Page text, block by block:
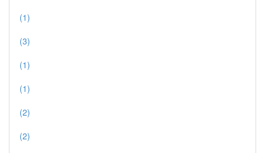
(1)
(3)
(1)
(1)
(2)
(2)